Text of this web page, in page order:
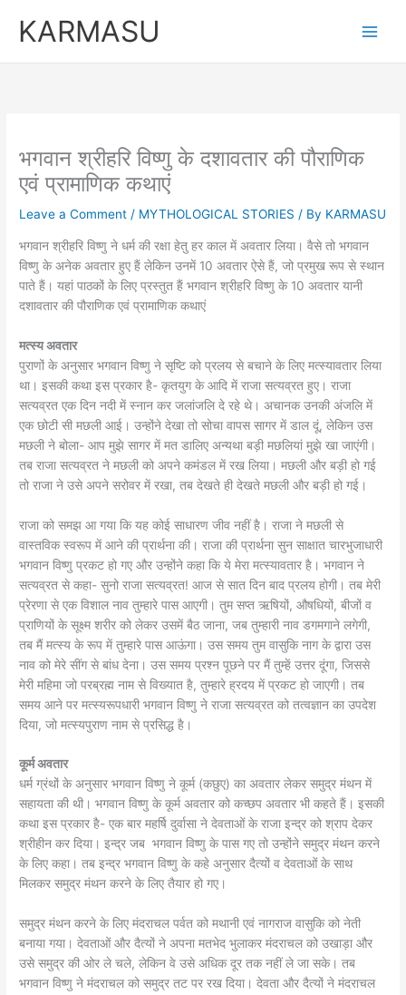
KARMASU
भगवान श्रीहरि विष्णु के दशावतार की पौराणिक
एवं प्रामाणिक कथाएं
Leave a Comment / MYTHOLOGICAL STORIES / By KARMASU
भगवान श्रीहरि विष्‍णु ने धर्म की रक्षा हेतु हर काल में अवतार लिया। वैसे तो भगवान
विष्णु के अनेक अवतार हुए हैं लेकिन उनमें 10 अवतार ऐसे हैं, जो प्रमुख रूप से स्थान
पाते हैं। यहां पाठकों के लिए प्रस्तुत हैं भगवान श्रीहरि विष्णु के 10 अवतार यानी
दशावतार की पौराणिक एवं प्रामाणिक कथाएं
मत्स्य अवतार
पुराणों के अनुसार भगवान विष्णु ने सृष्टि को प्रलय से बचाने के लिए मत्स्यावतार लिया
था। इसकी कथा इस प्रकार है- कृतयुग के आदि में राजा सत्यव्रत हुए। राजा
सत्यव्रत एक दिन नदी में स्नान कर जलांजलि दे रहे थे। अचानक उनकी अंजलि में
एक छोटी सी मछली आई। उन्होंने देखा तो सोचा वापस सागर में डाल दूं, लेकिन उस
मछली ने बोला- आप मुझे सागर में मत डालिए अन्यथा बड़ी मछलियां मुझे खा जाएंगी।
तब राजा सत्यव्रत ने मछली को अपने कमंडल में रख लिया। मछली और बड़ी हो गई
तो राजा ने उसे अपने सरोवर में रखा, तब देखते ही देखते मछली और बड़ी हो गई।
राजा को समझ आ गया कि यह कोई साधारण जीव नहीं है। राजा ने मछली से
वास्तविक स्वरूप में आने की प्रार्थना की। राजा की प्रार्थना सुन साक्षात चारभुजाधारी
भगवान विष्णु प्रकट हो गए और उन्होंने कहा कि ये मेरा मत्स्यावतार है। भगवान ने
सत्यव्रत से कहा- सुनो राजा सत्यव्रत! आज से सात दिन बाद प्रलय होगी। तब मेरी
प्रेरणा से एक विशाल नाव तुम्हारे पास आएगी। तुम सप्त ऋषियों, औषधियों, बीजों व
प्राणियों के सूक्ष्म शरीर को लेकर उसमें बैठ जाना, जब तुम्हारी नाव डगमगाने लगेगी,
तब मैं मत्स्य के रूप में तुम्हारे पास आऊंगा। उस समय तुम वासुकि नाग के द्वारा उस
नाव को मेरे सींग से बांध देना। उस समय प्रश्न पूछने पर मैं तुम्हें उत्तर दूंगा, जिससे
मेरी महिमा जो परब्रह्म नाम से विख्यात है, तुम्हारे ह्रदय में प्रकट हो जाएगी। तब
समय आने पर मत्स्यरूपधारी भगवान विष्णु ने राजा सत्यव्रत को तत्वज्ञान का उपदेश
दिया, जो मत्स्यपुराण नाम से प्रसिद्ध है।
कूर्म अवतार
धर्म ग्रंथों के अनुसार भगवान विष्णु ने कूर्म (कछुए) का अवतार लेकर समुद्र मंथन में
सहायता की थी। भगवान विष्णु के कूर्म अवतार को कच्छप अवतार भी कहते हैं। इसकी
कथा इस प्रकार है- एक बार महर्षि दुर्वासा ने देवताओं के राजा इन्द्र को श्राप देकर
श्रीहीन कर दिया। इन्द्र जब भगवान विष्णु के पास गए तो उन्होंने समुद्र मंथन करने
के लिए कहा। तब इन्द्र भगवान विष्णु के कहे अनुसार दैत्यों व देवताओं के साथ
मिलकर समुद्र मंथन करने के लिए तैयार हो गए।
समुद्र मंथन करने के लिए मंदराचल पर्वत को मथानी एवं नागराज वासुकि को नेती
बनाया गया। देवताओं और दैत्यों ने अपना मतभेद भुलाकर मंदराचल को उखाड़ा और
उसे समुद्र की ओर ले चले, लेकिन वे उसे अधिक दूर तक नहीं ले जा सके। तब
भगवान विष्णु ने मंदराचल को समुद्र तट पर रख दिया। देवता और दैत्यों ने मंदराचल